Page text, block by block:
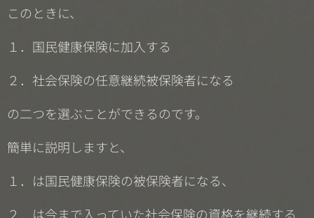
このときに、
１．国民健康保険に加入する
２．社会保険の任意継続被保険者になる
の二つを選ぶことができるのです。
簡単に説明しますと、
１．は国民健康保険の被保険者になる、
２．は今まで入っていた社会保険の資格を継続する